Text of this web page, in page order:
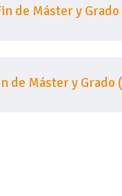
de Máster y Grado
de Máster y Grado